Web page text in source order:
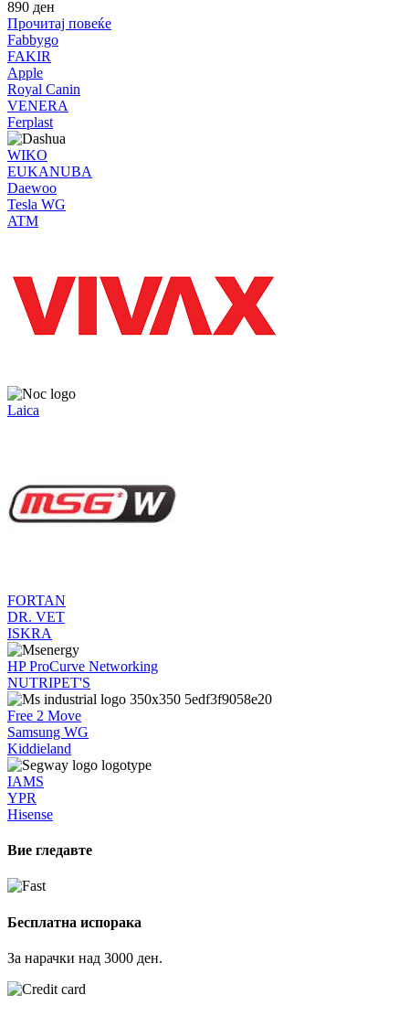
890 ден
Прочитај повеќе
Fabbygo
FAKIR
Apple
Royal Canin
VENERA
Ferplast
WIKO
EUKANUBA
Daewoo
Tesla WG
ATM
Laica
FORTAN
DR. VET
ISKRA
HP ProCurve Networking
NUTRIPET'S
Free 2 Move
Samsung WG
Kiddieland
IAMS
YPR
Hisense
Вие гледавте
Бесплатна испорака
За нарачки над 3000 ден.